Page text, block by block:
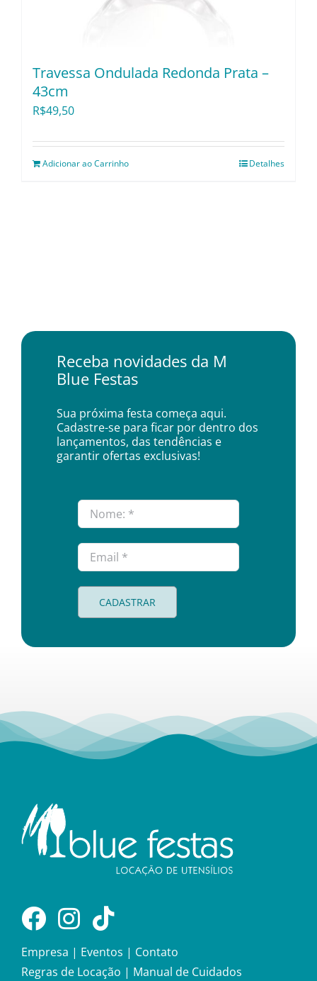
Travessa Ondulada Redonda Prata –
43cm
R$49,50
Adicionar ao Carrinho Detalhes
Receba novidades da M
Blue Festas
Sua próxima festa começa aqui.
Cadastre-se para ficar por dentro dos
lançamentos, das tendências e
garantir ofertas exclusivas!
CADASTRAR
Empresa | Eventos | Contato
Regras de Locação | Manual de Cuidados